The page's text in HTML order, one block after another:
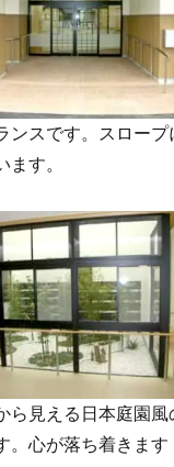
ンスです。スロープ
ます。
ら見える日本庭園風
。心が落ち着きます